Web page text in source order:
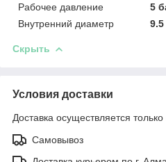
Рабочее давление
5
Внутренний диаметр
Скрыть
Условия доставки
Доставка осуществляется
Самовывоз